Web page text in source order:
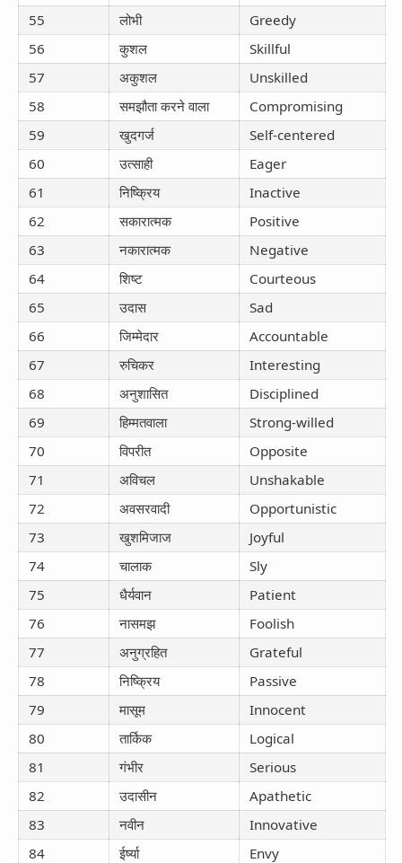
55 लोभी
Greedy
56
कुशल
Skillful
57
अकुशल
Unskilled
58
समझौता करने वाला
Compromising
59
खुदगर्ज
Self-centered
60
उत्साही
Eager
61
निष्क्रिय
Inactive
62
सकारात्मक
Positive
63
नकारात्मक
Negative
64
शिष्ट
Courteous
65
उदास
Sad
66
जिम्मेदार
Accountable
67
रुचिकर
Interesting
68
अनुशासित
Disciplined
69
हिम्मतवाला
Strong-willed
70
विपरीत
Opposite
71
अविचल
Unshakable
72
अवसरवादी
Opportunistic
73
खुशमिजाज
Joyful
74
चालाक
Sly
75
धैर्यवान
Patient
76
नासमझ
Foolish
77
अनुग्रहित
Grateful
78
निष्क्रिय
Passive
79
मासूम
Innocent
80
तार्किक
Logical
81
गंभीर
Serious
82
उदासीन
Apathetic
83
नवीन
Innovative
84
ईर्ष्या
Envy